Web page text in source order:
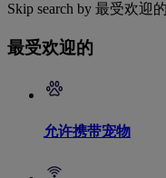
Skip search by 最受欢迎的
最受欢迎的
允许携带宠物